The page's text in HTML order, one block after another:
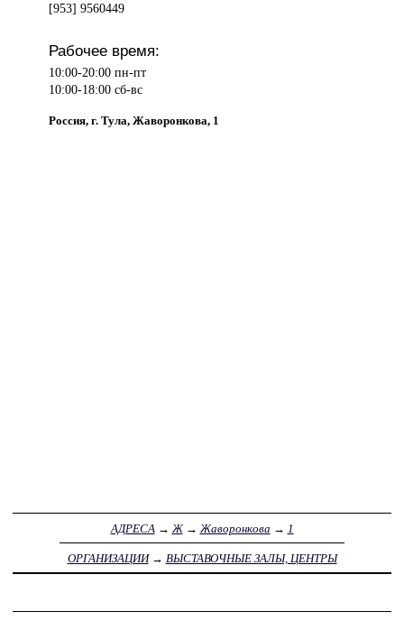
[953] 9560449
Рабочее время:
10:00-20:00 пн-пт
10:00-18:00 сб-вс
Россия, г. Тула, Жаворонкова, 1
АДРЕСА → Ж→ Жаворонкова → 1
ОРГАНИЗАЦИИ→ ВЫСТАВОЧНЫЕ ЗАЛЫ, ЦЕНТРЫ